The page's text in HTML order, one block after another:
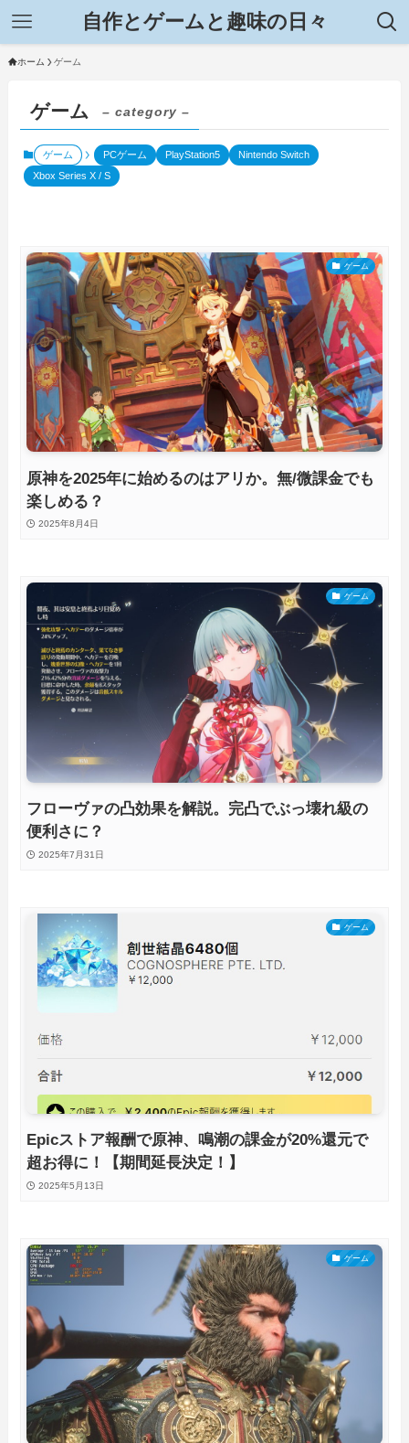
自作とゲームと趣味の日々
ホーム ゲーム
ゲーム – category –
ゲーム PCゲーム PlayStation5
Nintendo Switch
Xbox Series X / S
ゲーム
原神を2025年に始めるのはアリか。無/微課金でも
楽しめる？
2025年8月4日
ゲーム
フローヴァの凸効果を解説。完凸でぶっ壊れ級の
便利さに？
2025年7月31日
ゲーム
Epicストア報酬で原神、鳴潮の課金が20%還元で
超お得に！【期間延長決定！】
2025年5月13日
ゲーム